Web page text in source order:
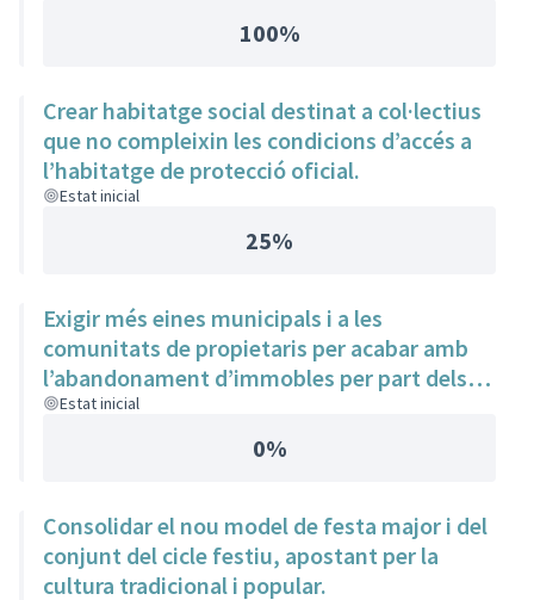
100%
Crear habitatge social destinat a col·lectius
que no compleixin les condicions d’accés a
l’habitatge de protecció oficial.
Estat inicial
25%
Exigir més eines municipals i a les
comunitats de propietaris per acabar amb
l’abandonament d’immobles per part dels
grans tenidors propietaris.
Estat inicial
0%
Consolidar el nou model de festa major i del
conjunt del cicle festiu, apostant per la
cultura tradicional i popular.